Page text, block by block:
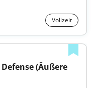
Vollzeit
Defense (Äußere